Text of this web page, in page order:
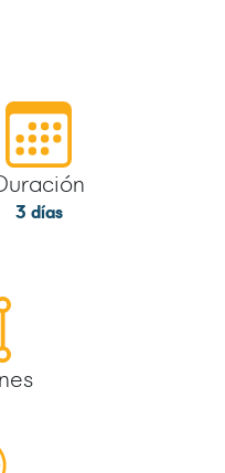
3 días